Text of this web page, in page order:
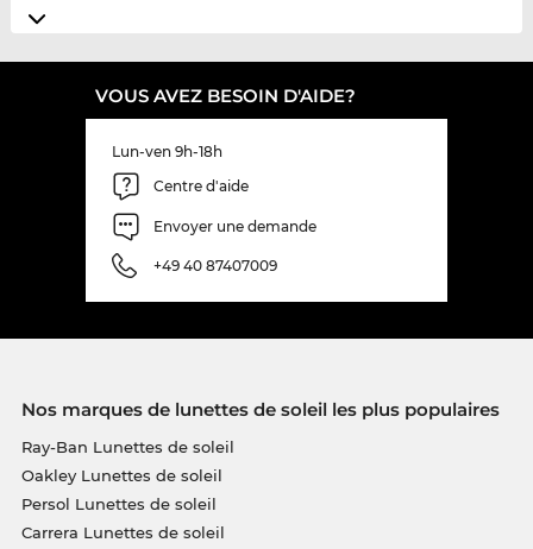
VOUS AVEZ BESOIN D'AIDE?
Lun-ven 9h-18h
Centre d'aide
Envoyer une demande
+49 40 87407009
Nos marques de lunettes de soleil les plus populaires
Ray-Ban Lunettes de soleil
Oakley Lunettes de soleil
Persol Lunettes de soleil
Carrera Lunettes de soleil